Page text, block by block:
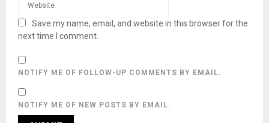
Save my name, email, and website in this browser for the
next time I comment.
NOTIFY ME OF FOLLOW-UP COMMENTS BY EMAIL.
NOTIFY ME OF NEW POSTS BY EMAIL.